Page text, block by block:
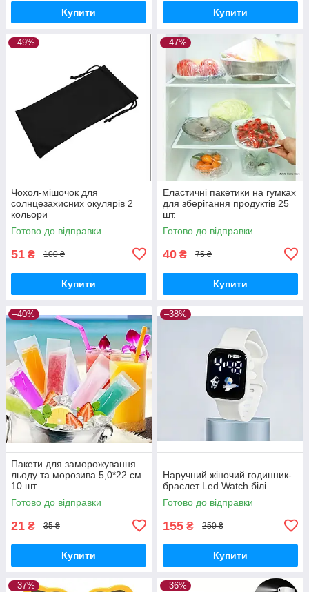
Купити Купити
–49%
Чохол-мішочок для
солнцезахисних окулярів 2
кольори
Готово до відправки
51 ₴ 100 ₴
Купити
–47%
Еластичні пакетики на гумках
для зберігання продуктів 25
шт.
Готово до відправки
40 ₴ 75 ₴
Купити
–40%
Пакети для заморожування
льоду та морозива 5,0*22 см
10 шт.
Готово до відправки
21 ₴ 35 ₴
Купити
–38%
Наручний жіночий годинник-
браслет Led Watch білі
Готово до відправки
155 ₴ 250 ₴
Купити
–37% –36%